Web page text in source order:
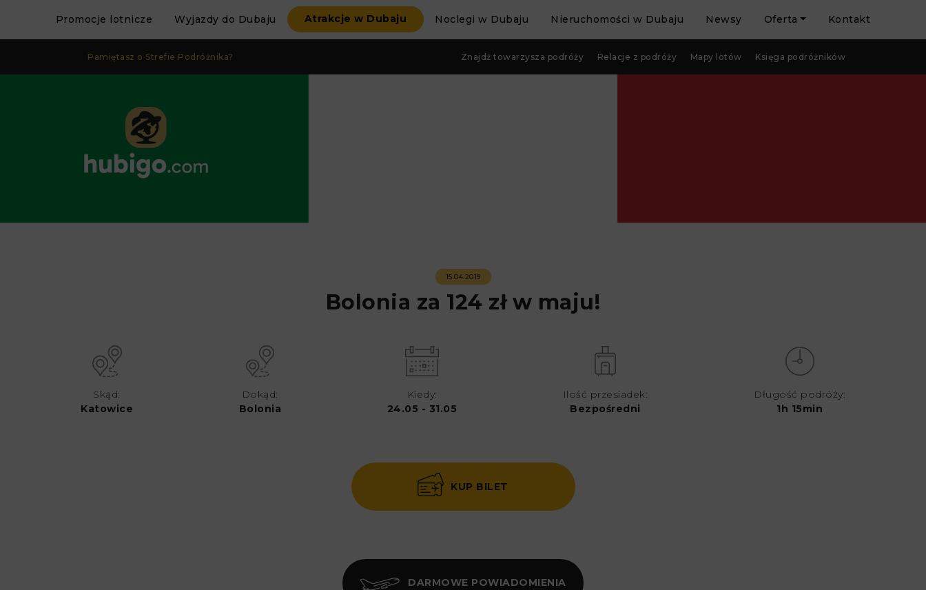
Promocje lotnicze Wyjazdy do Dubaju Atrakcje w Dubaju Noclegi w Dubaju Nieruchomości w Dubaju Newsy Oferta Kontakt
Pamiętasz o Strefie Podróżnika? Znajdź towarzysza podróży Relacje z podróży Mapy lotów Księga podróżników
15.04.2019
Bolonia za 124 zł w maju!
Skąd:
Katowice
Dokąd:
Bolonia
Kiedy:
24.05 - 31.05
Ilość przesiadek:
Bezpośredni
Długość podróży:
1h 15min
KUP BILET
DARMOWE POWIADOMIENIA